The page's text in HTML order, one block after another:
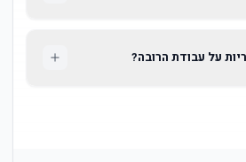
על עבודת הרובה?